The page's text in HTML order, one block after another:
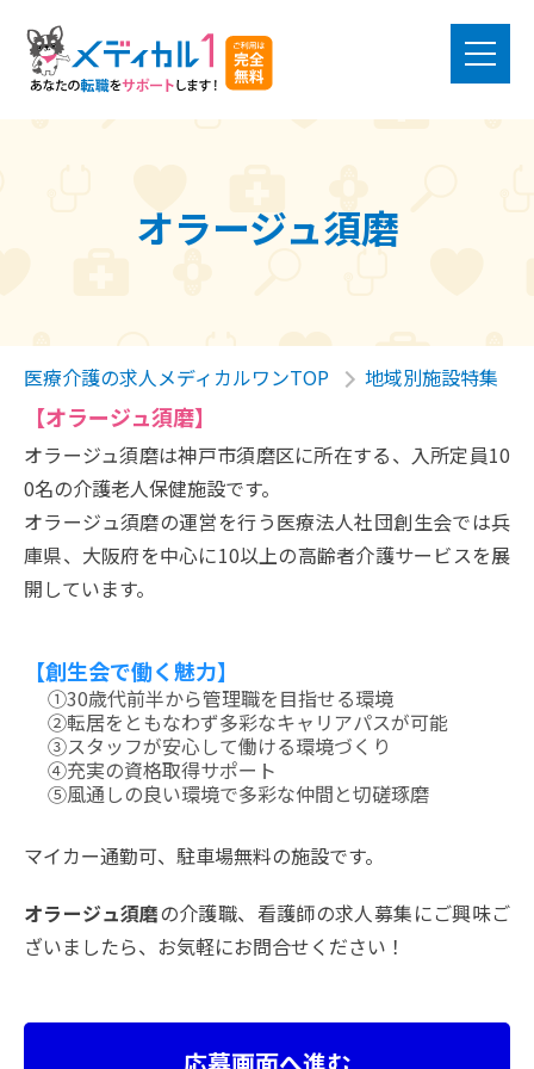
オラージュ須磨
医療介護の求人メディカルワンTOP 地域別施設特集
【オラージュ須磨】
オラージュ須磨は神戸市須磨区に所在する、入所定員10
0名の介護老人保健施設です。
オラージュ須磨の運営を行う医療法人社団創生会では兵
庫県、大阪府を中心に10以上の高齢者介護サービスを展
開しています。
【創生会で働く魅力】
①30歳代前半から管理職を目指せる環境
②転居をともなわず多彩なキャリアパスが可能
③スタッフが安心して働ける環境づくり
④充実の資格取得サポート
⑤風通しの良い環境で多彩な仲間と切磋琢磨
マイカー通勤可、駐車場無料の施設です。
オラージュ須磨の介護職、看護師の求人募集にご興味ご
ざいましたら、お気軽にお問合せください！